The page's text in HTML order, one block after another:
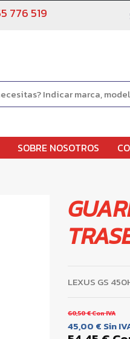
776 519
SOBRE NOSOTROS
LEXUS GS
60,50 €Con IVA
45,00 € Sin